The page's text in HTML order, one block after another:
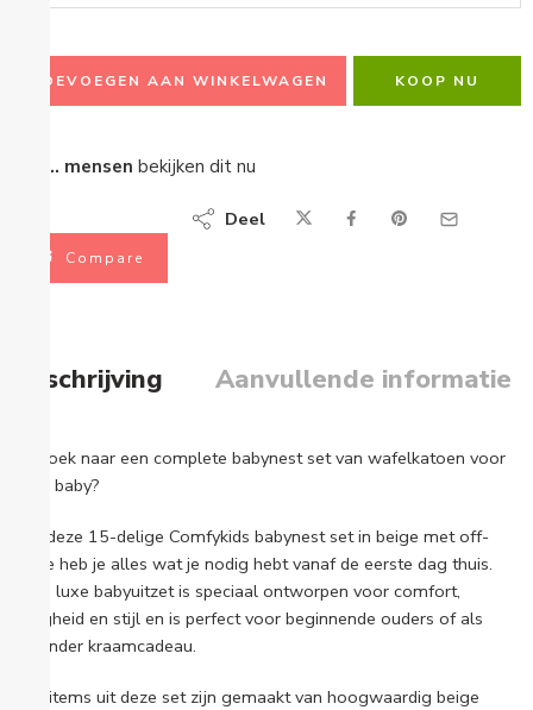
TOEVOEGEN AAN WINKELWAGEN KOOP NU
... mensen bekijken dit nu
Compare
Deel
Beschrijving Aanvullende informatie
Op zoek naar een complete babynest set van wafelkatoen voor
jouw baby?
Met deze 15-delige Comfykids babynest set in beige met off-
white heb je alles wat je nodig hebt vanaf de eerste dag thuis.
Deze luxe babyuitzet is speciaal ontworpen voor comfort,
veiligheid en stijl en is perfect voor beginnende ouders of als
bijzonder kraamcadeau.
Alle items uit deze set zijn gemaakt van hoogwaardig beige